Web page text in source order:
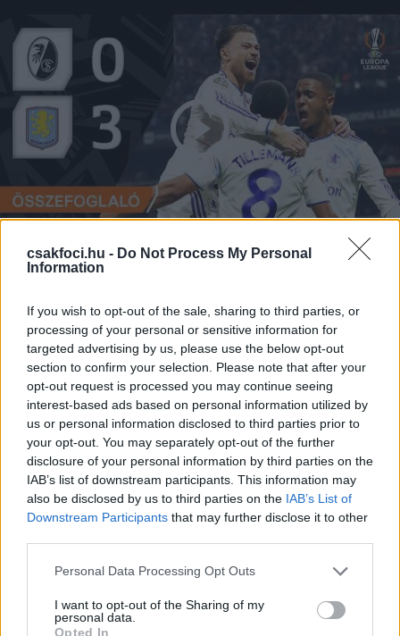
csakfoci.hu - Do Not Process My Personal
Information
If you wish to opt-out of the sale, sharing to third parties, or
processing of your personal or sensitive information for
targeted advertising by us, please use the below opt-out
section to confirm your selection. Please note that after your
opt-out request is processed you may continue seeing
interest-based ads based on personal information utilized by
us or personal information disclosed to third parties prior to
your opt-out. You may separately opt-out of the further
disclosure of your personal information by third parties on the
IAB’s list of downstream participants. This information may
also be disclosed by us to third parties on the IAB’s List of
Downstream Participants that may further disclose it to other
Please note that this website/app uses one or more Google
not limited to your visit or usage behaviour. You may click to
grant or deny consent to Google and its third-party tags to
Personal Data Processing Opt Outs
I want to opt-out of the Sharing of my
personal data.
Opted In
A második félidőt veszélyes rohamokkal indította az
Aston Villa, amely az 58. percben egy közeli
találattal eldöntötte a meccset. A hátralévő időben
mindkét oldalon kialakult még egy-egy nagy
lehetőség, de újabb gól nem született. Az angolok
végül 17, a németek viszont csupán négy
alkalommal célozták meg a kaput.
A birminghami csapatnak ez volt a harmadik
európai kupadöntője - 1982-ben a BEK-ben a
Bayern Münchent verte, majd a Szuperkupa-
jobbnak -, trófeát pedig az 1996-os angol
Ligakupa elhódítása után szerzett ismét.